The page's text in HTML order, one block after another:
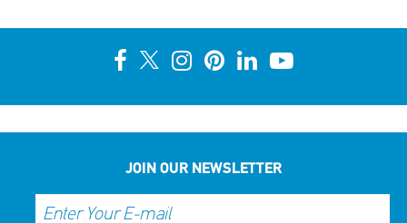
JOIN OUR NEWSLETTER